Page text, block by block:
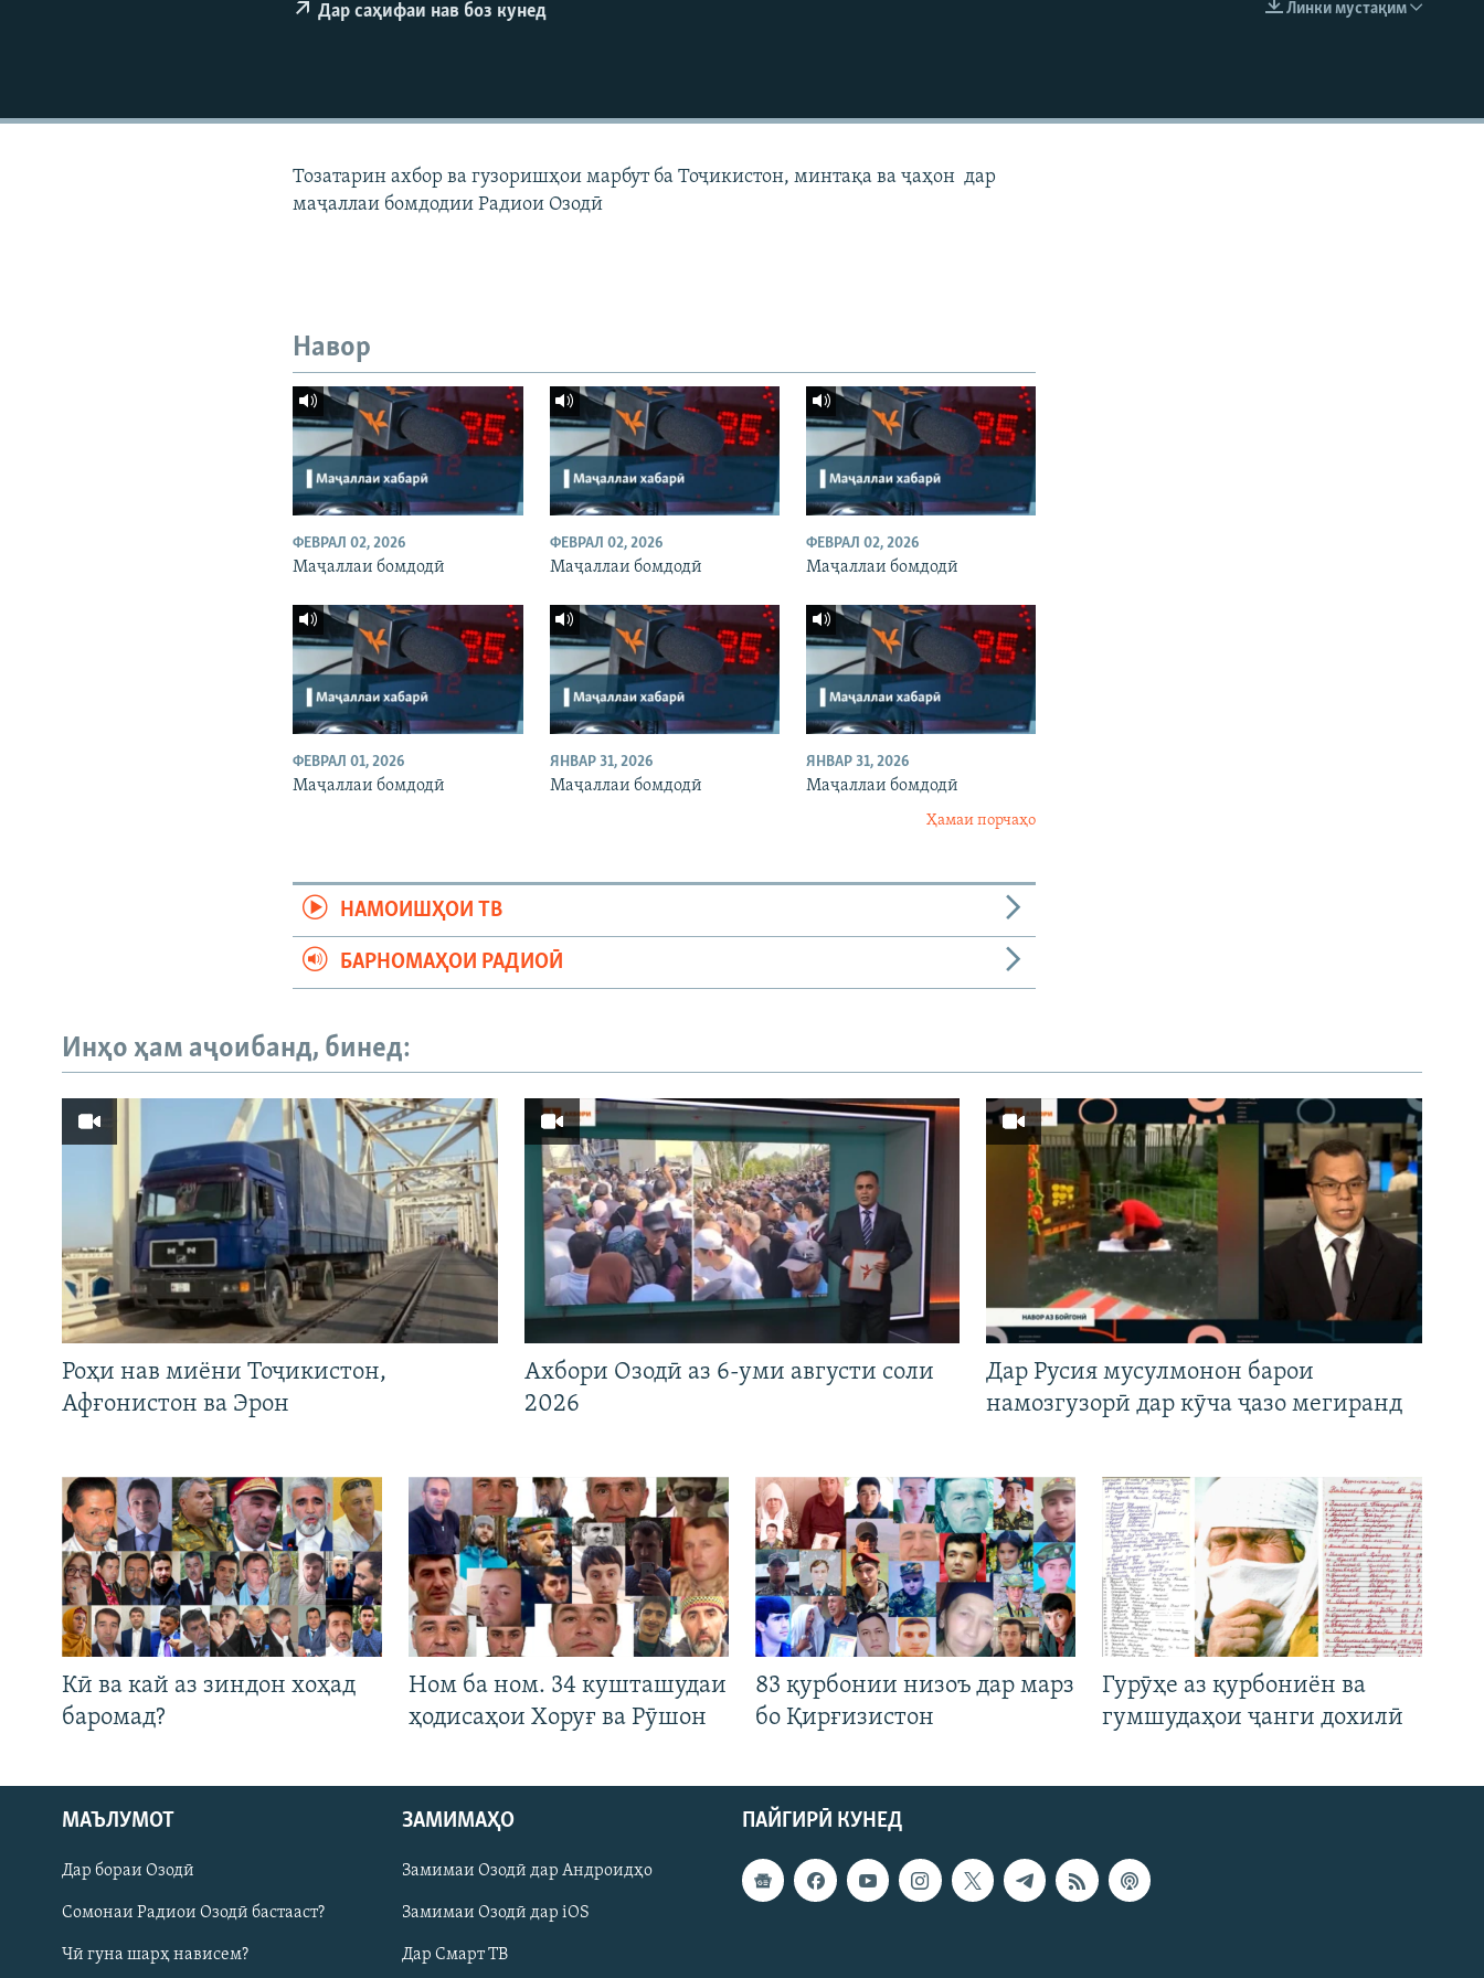
Русский
ПАЙГИРӢ КУНЕД
EMBED
Линки мустақим
Дар саҳифаи нав боз кунед
Тозатарин ахбор ва гузоришҳои марбут ба Тоҷикистон, минтақа ва ҷаҳон дар
маҷаллаи бомдодии Радиои Озодӣ
Навор
ФЕВРАЛ 02, 2026
Маҷаллаи бомдодӣ
ФЕВРАЛ 02, 2026
Маҷаллаи бомдодӣ
ФЕВРАЛ 02, 2026
Маҷаллаи бомдодӣ
ФЕВРАЛ 01, 2026
Маҷаллаи бомдодӣ
ЯНВАР 31, 2026
Маҷаллаи бомдодӣ
ЯНВАР 31, 2026
Маҷаллаи бомдодӣ
Ҳамаи порчаҳо
НАМОИШҲОИ ТВ
БАРНОМАҲОИ РАДИОӢ
Инҳо ҳам аҷоибанд, бинед:
Роҳи нав миёни Тоҷикистон,
Афғонистон ва Эрон
Ахбори Озодӣ аз 6-уми августи соли
2026
Дар Русия мусулмонон барои
намозгузорӣ дар кӯча ҷазо мегиранд
Кӣ ва кай аз зиндон хоҳад
баромад?
Ном ба ном. 34 кушташудаи
ҳодисаҳои Хоруғ ва Рӯшон
83 қурбонии низоъ дар марз
бо Қирғизистон
Гурӯҳе аз қурбониён ва
гумшудаҳои ҷанги дохилӣ
ПАЙГИРӢ КУНЕД
МАЪЛУМОТ
Дар бораи Озодӣ
Сомонаи Радиои Озодӣ бастааст?
Чӣ гуна шарҳ нависем?
ЗАМИМАҲО
Замимаи Озодӣ дар Андроидҳо
Замимаи Озодӣ дар iOS
Дар Смарт ТВ